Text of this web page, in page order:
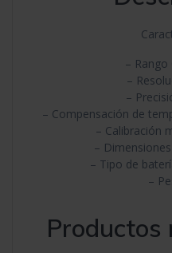
– Rango
–
–
– Compensación de
– Calibración
–
– Tipo de
–
Productos